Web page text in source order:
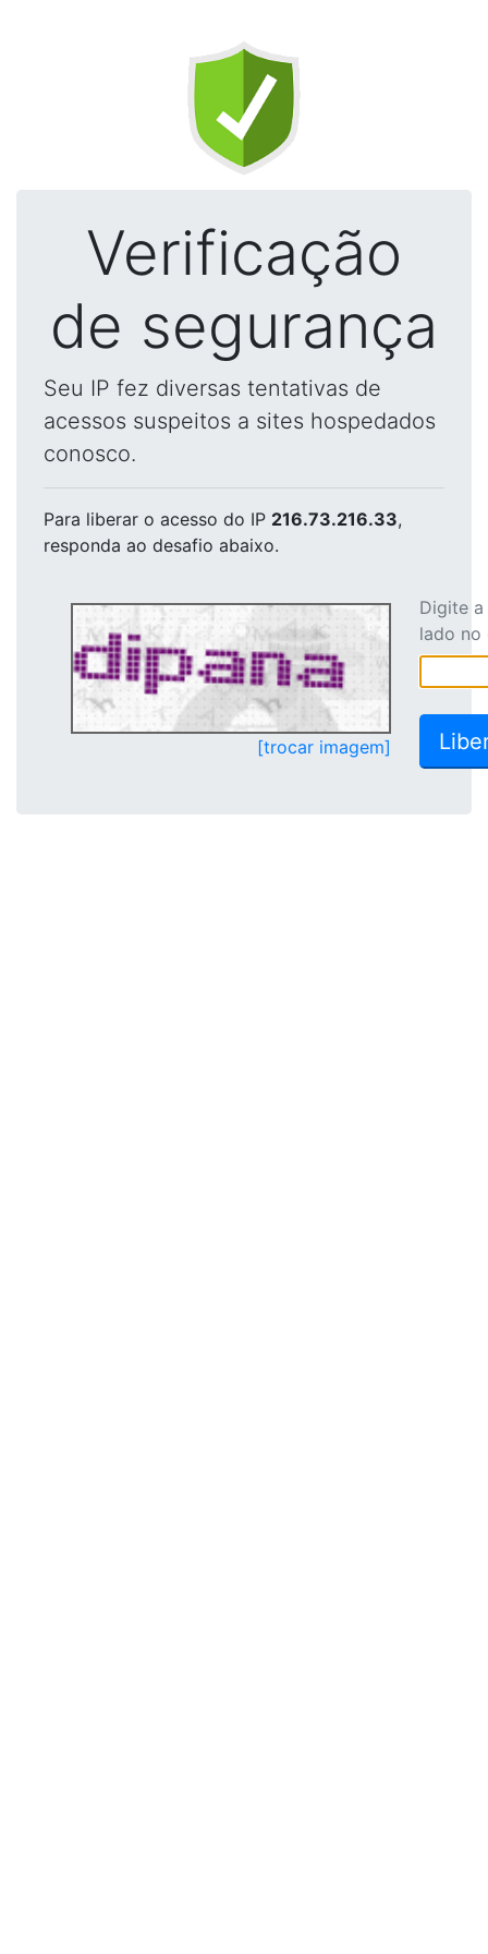
Verificação
de segurança
Seu IP fez diversas tentativas de
acessos suspeitos a sites hospedados
conosco.
Para liberar o acesso do IP 216.73.216.33,
responda ao desafio abaixo.
[trocar imagem]
Digite
lado no